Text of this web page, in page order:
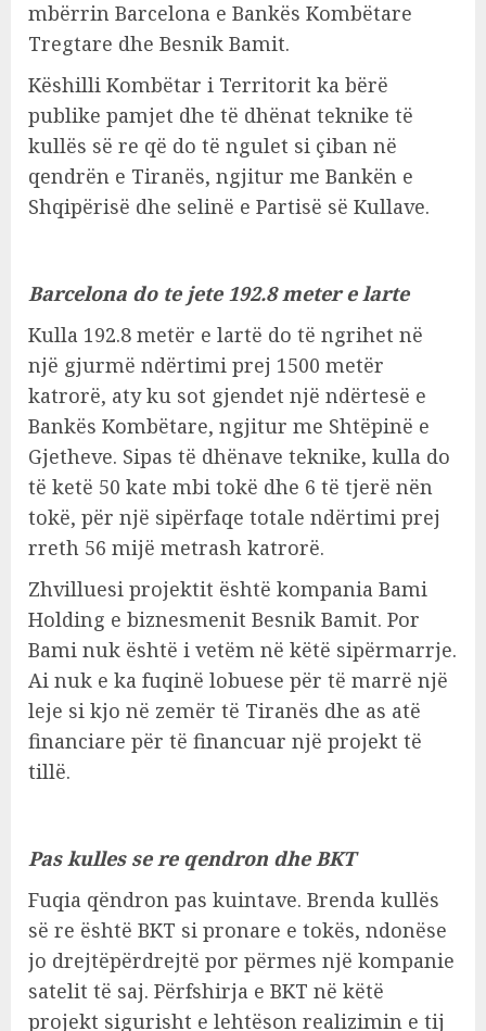
mbërrin Barcelona e Bankës Kombëtare
Tregtare dhe Besnik Bamit.
Këshilli Kombëtar i Territorit ka bërë
publike pamjet dhe të dhënat teknike të
kullës së re që do të ngulet si çiban në
qendrën e Tiranës, ngjitur me Bankën e
Shqipërisë dhe selinë e Partisë së Kullave.
Barcelona do te jete 192.8 meter e larte
Kulla 192.8 metër e lartë do të ngrihet në
një gjurmë ndërtimi prej 1500 metër
katrorë, aty ku sot gjendet një ndërtesë e
Bankës Kombëtare, ngjitur me Shtëpinë e
Gjetheve. Sipas të dhënave teknike, kulla do
të ketë 50 kate mbi tokë dhe 6 të tjerë nën
tokë, për një sipërfaqe totale ndërtimi prej
rreth 56 mijë metrash katrorë.
Zhvilluesi projektit është kompania Bami
Holding e biznesmenit Besnik Bamit. Por
Bami nuk është i vetëm në këtë sipërmarrje.
Ai nuk e ka fuqinë lobuese për të marrë një
leje si kjo në zemër të Tiranës dhe as atë
financiare për të financuar një projekt të
tillë.
Pas kulles se re qendron dhe BKT
Fuqia qëndron pas kuintave. Brenda kullës
së re është BKT si pronare e tokës, ndonëse
jo drejtëpërdrejtë por përmes një kompanie
satelit të saj. Përfshirja e BKT në këtë
projekt sigurisht e lehtëson realizimin e tij